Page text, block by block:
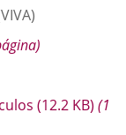
(12.2 KB) (1